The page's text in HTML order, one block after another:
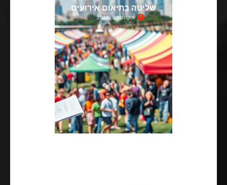
שליטה בתיאום אירועים
אוקטובר 2, 2024